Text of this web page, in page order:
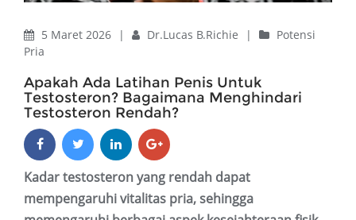
5 Maret 2026 | Dr.Lucas B.Richie |
Potensi
Pria
Apakah Ada Latihan Penis Untuk
Testosteron? Bagaimana Menghindari
Testosteron Rendah?
Kadar testosteron yang rendah dapat
mempengaruhi vitalitas pria, sehingga